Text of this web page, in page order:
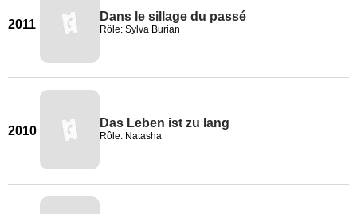
2011
Dans le sillage du passé
Rôle: Sylva Burian
2010
Das Leben ist zu lang
Rôle: Natasha